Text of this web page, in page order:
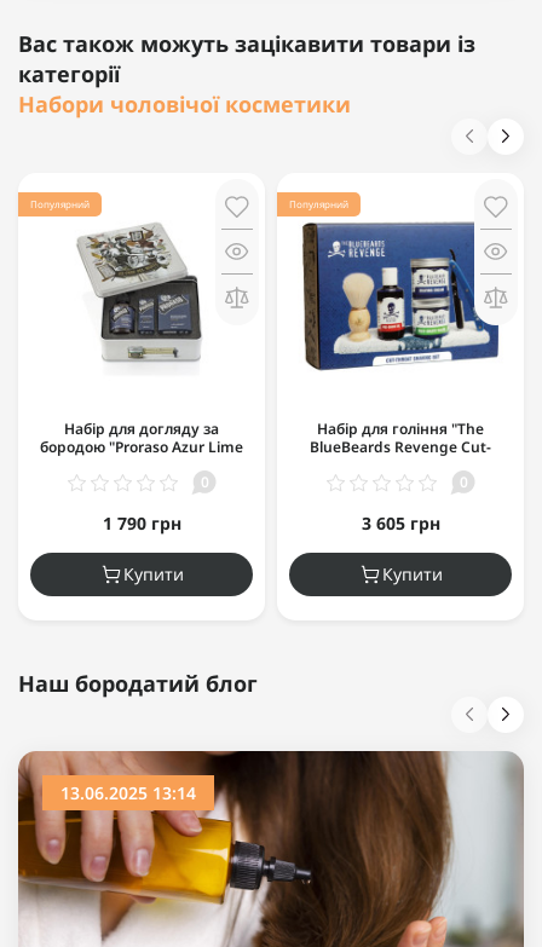
Вас також можуть зацікавити товари із
категорії
Набори чоловічої косметики
Популярний
Набір для догляду за
бородою "Proraso Azur Lime
0
1 790 грн
Купити
Популярний
Набір для гоління "The
BlueBeards Revenge Cut-
0
3 605 грн
Купити
Наш бородатий блог
13.06.2025 13:14